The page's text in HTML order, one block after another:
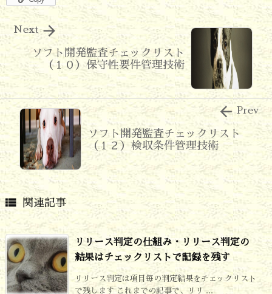
ソフト開発監査チェックリスト
（１０）保守性要件管理技術

Next
ソフト開発監査チェックリスト
（１２）検収条件管理技術
 Prev
 関連記事
リリース判定の仕組み・リリース判定の
結果はチェックリストで記録を残す
リリース判定は項目毎の判定結果をチェックリスト
で残します これまでの記事で、リリ ...